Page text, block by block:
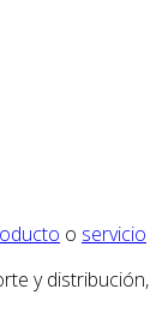
o servicio
y distribución,